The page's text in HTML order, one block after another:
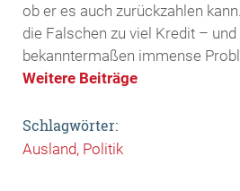
ob er es auch zurückzahlen
die Falschen zu viel Kredit –
bekanntermaßen immense
Weitere Beiträge
Schlagwörter:
Ausland Politik